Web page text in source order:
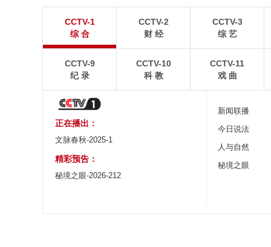
8月5日，“科伦坡”轮缓缓驶离山东港口青岛港前湾联
合集装箱码头。
8月6日，河北承德，
CCTV-1
综 合
CCTV-2
财 经
CCTV-3
综 艺
CCTV-9
纪 录
CCTV-10
科 教
CCTV-11
戏 曲
正在播出：
文脉春秋-2025-1
精彩预告：
秘境之眼-2026-212
新闻联播
今日说法
人与自然
秘境之眼